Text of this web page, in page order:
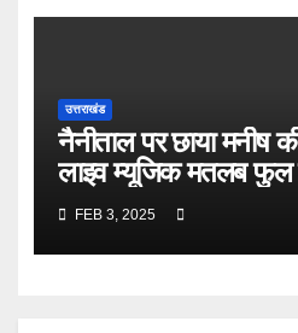
उत्तराखंड
नैनीताल पर छाया मनीष
लाइव म्यूजिक मतलब फुल
FEB 3, 2025